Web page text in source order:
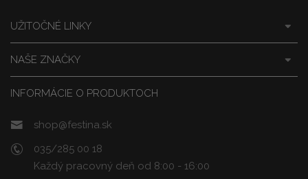
INFORMÁCIE O PRODUKTOCH
shop@festina.sk
035/285 00 18
Každý pracovný deň od 8:00 - 16:00
NAŠE ZNAČKY
UŽITOČNÉ LINKY